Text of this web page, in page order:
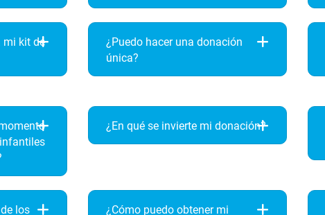
mi kit de
¿Puedo hacer una donación
única?
¿En qué se invierte mi donación?
los ¿Cómo puedo obtener mi